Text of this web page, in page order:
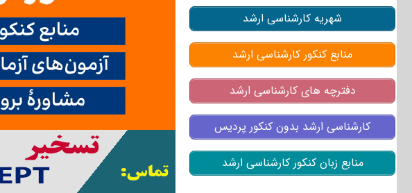
شهریه کارشناسی ارشد
منابع کنکور کارشناسی ارشد
دفترچه های کارشناسی ارشد
کارشناسی ارشد بدون کنکور پردیس
منابع زبان کنکور کارشناسی ارشد